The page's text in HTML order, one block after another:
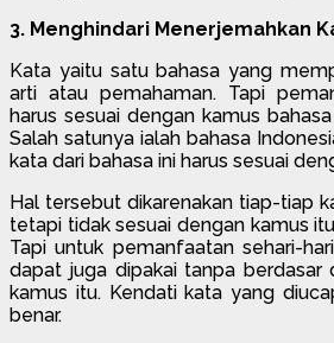
3. Menghindari Menerjemahkan
Kata yaitu satu bahasa yang
arti atau pemahaman. Tapi
harus sesuai dengan kamus
Salah satunya ialah bahasa
kata dari bahasa ini harus sesuai
Hal tersebut dikarenakan tiap-tiap
tetapi tidak sesuai dengan kamus
Tapi untuk pemanfaatan sehari-
dapat juga dipakai tanpa berdasar
kamus itu. Kendati kata yang
benar.